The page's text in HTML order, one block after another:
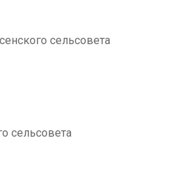
сельсовета
сельсовета